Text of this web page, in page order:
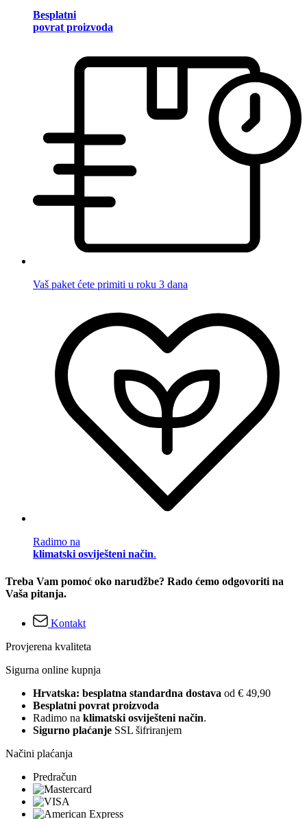
Besplatni
povrat proizvoda
Vaš paket ćete primiti u roku 3 dana
Radimo na
klimatski osviješteni način.
Treba Vam pomoć oko narudžbe? Rado ćemo odgovoriti na
Vaša pitanja.
Kontakt
Provjerena kvaliteta
Sigurna online kupnja
Hrvatska: besplatna standardna dostava od € 49,90
Besplatni povrat proizvoda
Radimo na klimatski osviješteni način.
Sigurno plaćanje SSL šifriranjem
Načini plaćanja
Predračun